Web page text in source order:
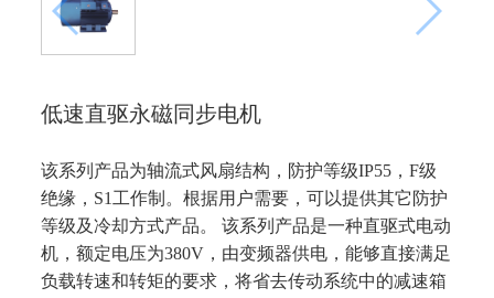
低速直驱永磁同步电机
该系列产品为轴流式风扇结构，防护等级IP55，F级
绝缘，S1工作制。根据用户需要，可以提供其它防护
等级及冷却方式产品。 该系列产品是一种直驱式电动
机，额定电压为380V，由变频器供电，能够直接满足
负载转速和转矩的要求，将省去传动系统中的减速箱